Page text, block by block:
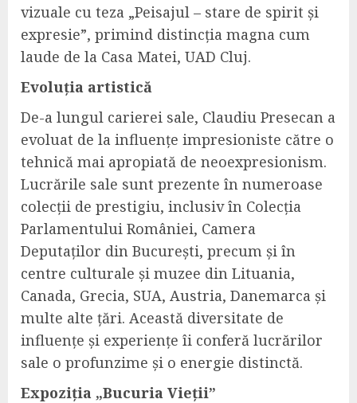
vizuale cu teza „Peisajul – stare de spirit și
expresie”, primind distincția magna cum
laude de la Casa Matei, UAD Cluj.
Evoluția artistică
De-a lungul carierei sale, Claudiu Presecan a
evoluat de la influențe impresioniste către o
tehnică mai apropiată de neoexpresionism.
Lucrările sale sunt prezente în numeroase
colecții de prestigiu, inclusiv în Colecția
Parlamentului României, Camera
Deputaților din București, precum și în
centre culturale și muzee din Lituania,
Canada, Grecia, SUA, Austria, Danemarca și
multe alte țări. Această diversitate de
influențe și experiențe îi conferă lucrărilor
sale o profunzime și o energie distinctă.
Expoziția „Bucuria Vieții”